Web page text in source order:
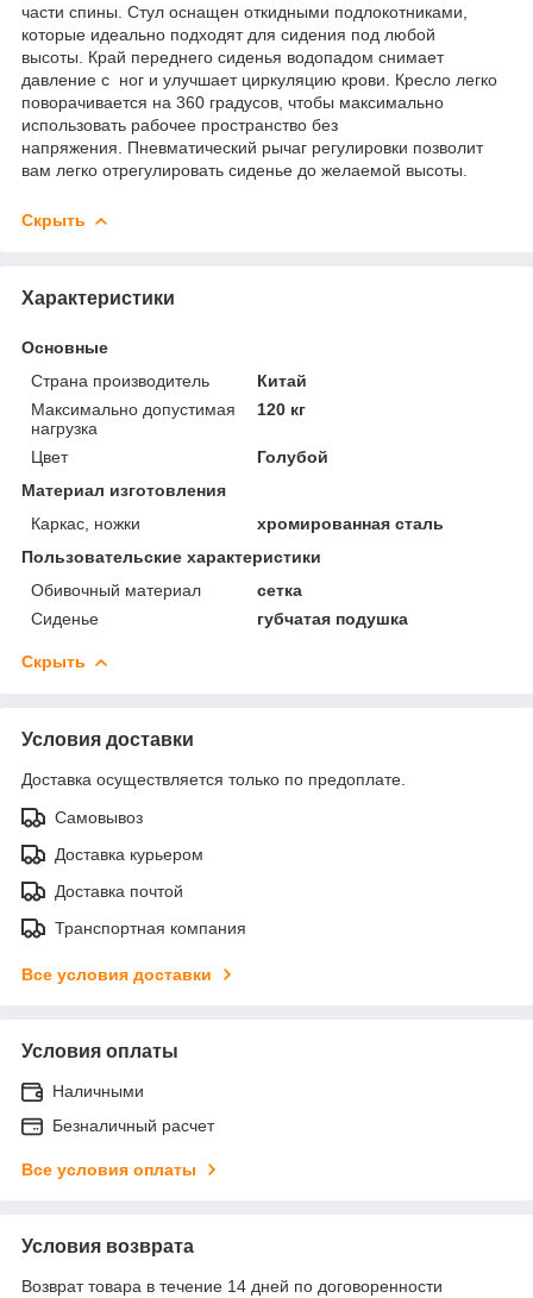
части спины. Стул оснащен откидными подлокотниками,
которые идеально подходят для сидения под любой
высоты. Край переднего сиденья водопадом снимает
давление с ног и улучшает циркуляцию крови. Кресло легко
поворачивается на 360 градусов, чтобы максимально
использовать рабочее пространство без
напряжения. Пневматический рычаг регулировки позволит
вам легко отрегулировать сиденье до желаемой высоты.
Скрыть
Характеристики
Основные
Страна производитель
Китай
Максимально допустимая
нагрузка
120 кг
Цвет
Голубой
Материал изготовления
Каркас, ножки
хромированная сталь
Пользовательские характеристики
Обивочный материал
сетка
Сиденье
губчатая подушка
Скрыть
Условия доставки
Доставка осуществляется только по предоплате.
Самовывоз
Доставка курьером
Доставка почтой
Транспортная компания
Все условия доставки
Условия оплаты
Наличными
Безналичный расчет
Все условия оплаты
Условия возврата
Возврат товара в течение 14 дней по договоренности